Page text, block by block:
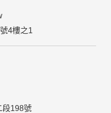
出售任何您的個人資料給其
關，但有法律依據或合約義
4樓之1
段198號